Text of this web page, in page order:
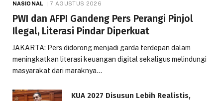
NASIONAL 7 AGUSTUS 2026
PWI dan AFPI Gandeng Pers Perangi Pinjol
Ilegal, Literasi Pindar Diperkuat
JAKARTA: Pers didorong menjadi garda terdepan dalam
meningkatkan literasi keuangan digital sekaligus melindungi
masyarakat dari maraknya…
KUA 2027 Disusun Lebih Realistis,